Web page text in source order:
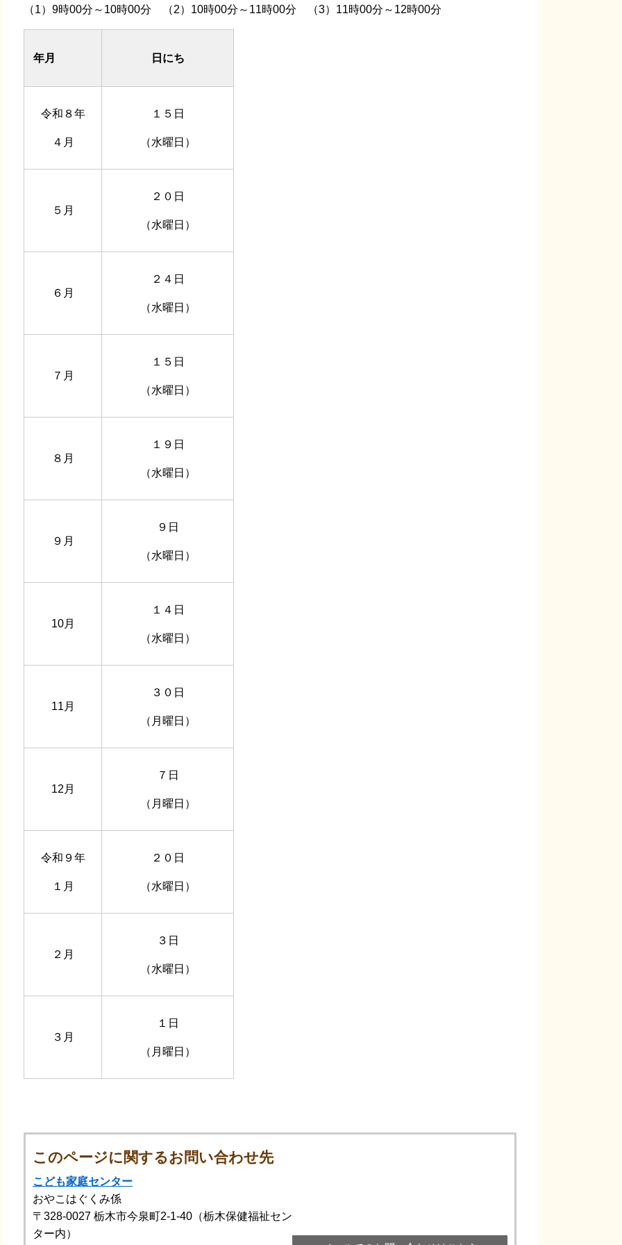
（1）9時00分～10時00分 （2）10時00分～11時00分 （3）11時00分～12時00分
年月 日にち
令和８年
４月
１５日
（水曜日）
５月
２０日
（水曜日）
６月
２４日
（水曜日）
７月
１５日
（水曜日）
８月
１９日
（水曜日）
９月
９日
（水曜日）
10月
１４日
（水曜日）
11月
３０日
（月曜日）
12月
７日
（月曜日）
令和９年
１月
２０日
（水曜日）
２月
３日
（水曜日）
３月
１日
（月曜日）
このページに関するお問い合わせ先
こども家庭センター
おやこはぐくみ係
〒328-0027 栃木市今泉町2-1-40（栃木保健福祉セン
ター内）